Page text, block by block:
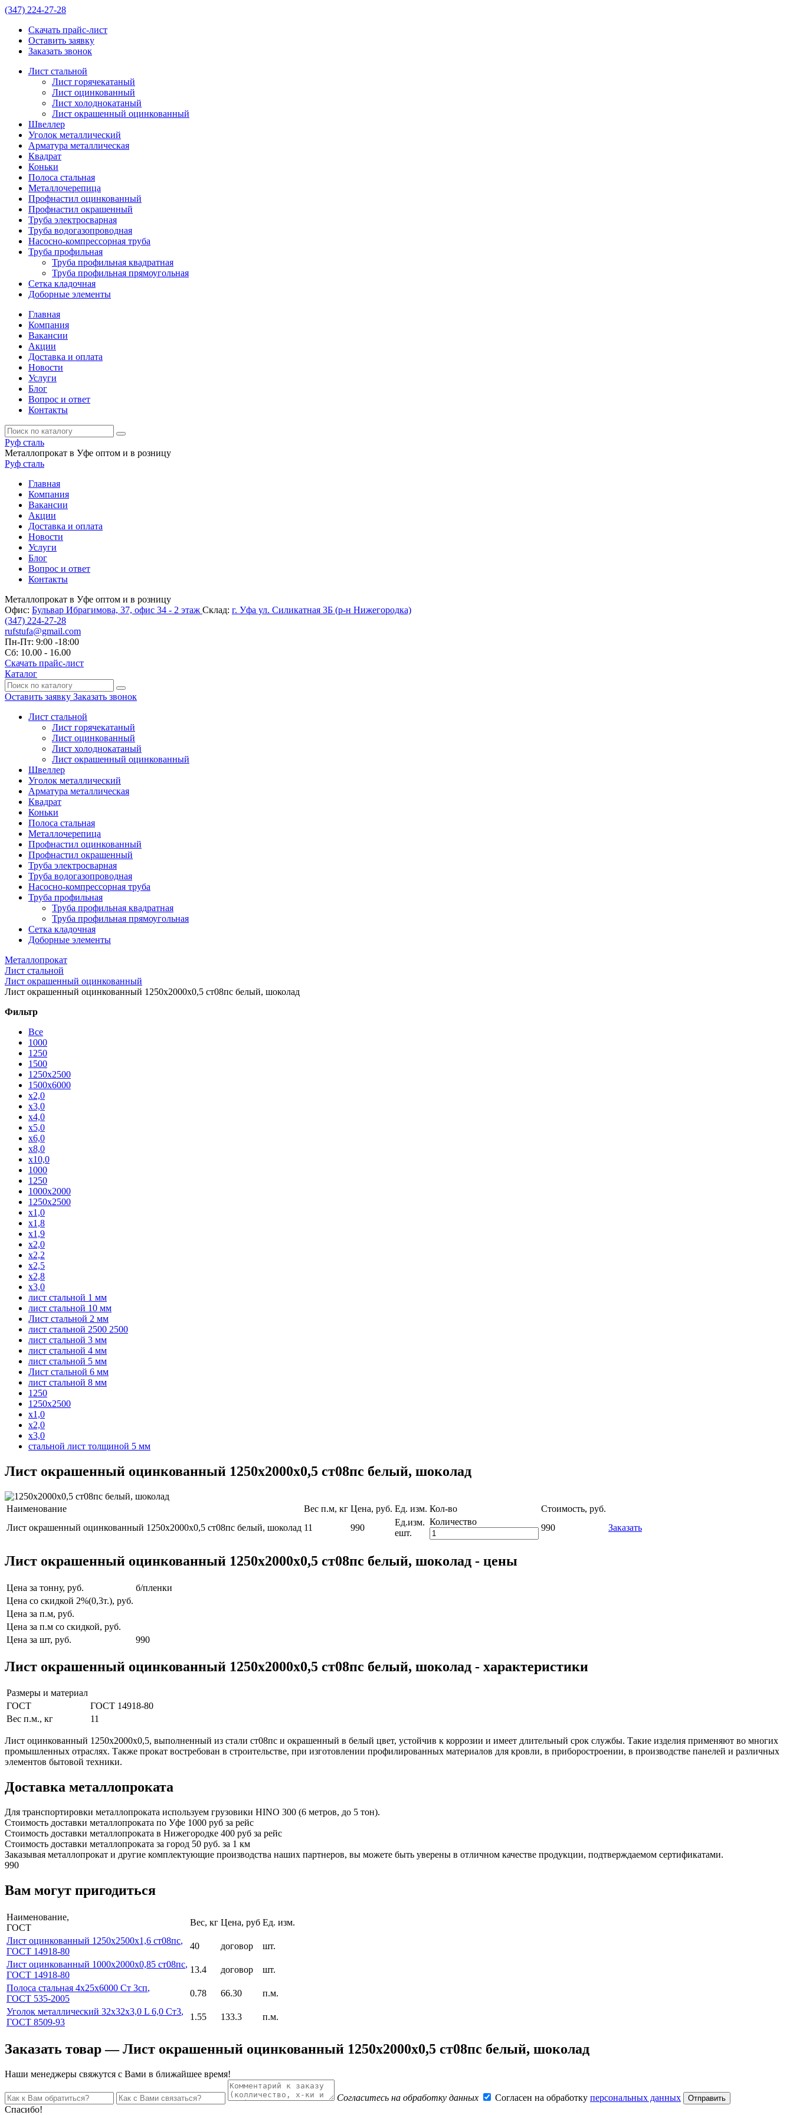
(347) 224-27-28
Скачать прайс-лист
Оставить заявку
Заказать звонок
Лист стальной
Лист горячекатаный
Лист оцинкованный
Лист холоднокатаный
Лист окрашенный оцинкованный
Швеллер
Уголок металлический
Арматура металлическая
Квадрат
Коньки
Полоса стальная
Металлочерепица
Профнастил оцинкованный
Профнастил окрашенный
Труба электросварная
Труба водогазопроводная
Насосно-компрессорная труба
Труба профильная
Труба профильная квадратная
Труба профильная прямоугольная
Сетка кладочная
Доборные элементы
Главная
Компания
Вакансии
Акции
Доставка и оплата
Новости
Услуги
Блог
Вопрос и ответ
Контакты
Руф сталь
Металлопрокат в Уфе оптом и в розницу
Руф сталь
Главная
Компания
Вакансии
Акции
Доставка и оплата
Новости
Услуги
Блог
Вопрос и ответ
Контакты
Металлопрокат в Уфе оптом и в розницу
Офис: Бульвар Ибрагимова, 37, офис 34 - 2 этаж Склад: г. Уфа ул. Силикатная 3Б (р-н Нижегородка)
(347) 224-27-28
rufstufa@gmail.com
Пн-Пт: 9:00 -18:00
Сб: 10.00 - 16.00
Скачать прайс-лист
Каталог
Оставить заявку Заказать звонок
Лист стальной
Лист горячекатаный
Лист оцинкованный
Лист холоднокатаный
Лист окрашенный оцинкованный
Швеллер
Уголок металлический
Арматура металлическая
Квадрат
Коньки
Полоса стальная
Металлочерепица
Профнастил оцинкованный
Профнастил окрашенный
Труба электросварная
Труба водогазопроводная
Насосно-компрессорная труба
Труба профильная
Труба профильная квадратная
Труба профильная прямоугольная
Сетка кладочная
Доборные элементы
Металлопрокат
Лист стальной
Лист окрашенный оцинкованный
Лист окрашенный оцинкованный 1250x2000x0,5 ст08пс белый, шоколад
Фильтр
Все
1000
1250
1500
1250x2500
1500x6000
x2,0
x3,0
x4,0
x5,0
x6,0
x8,0
x10,0
1000
1250
1000x2000
1250x2500
x1,0
x1,8
x1,9
x2,0
x2,2
x2,5
x2,8
x3,0
лист стальной 1 мм
лист стальной 10 мм
Лист стальной 2 мм
лист стальной 2500 2500
лист стальной 3 мм
лист стальной 4 мм
лист стальной 5 мм
Лист стальной 6 мм
лист стальной 8 мм
1250
1250x2500
x1,0
x2,0
x3,0
стальной лист толщиной 5 мм
Лист окрашенный оцинкованный 1250x2000x0,5 ст08пс белый, шоколад
Наименование Вес п.м, кг Цена, руб. Ед. изм. Кол-во
Стоимость, руб.
Лист окрашенный оцинкованный 1250x2000x0,5 ст08пс белый, шоколад 11 990
Ед.изм.
eшт.
Количество
990 Заказать
Лист окрашенный оцинкованный 1250x2000x0,5 ст08пс белый, шоколад - цены
Цена за тонну, руб.
б/пленки
Цена со скидкой 2%(0,3т.), руб.
Цена за п.м, руб.
Цена за п.м со скидкой, руб.
Цена за шт, руб.
990
Лист окрашенный оцинкованный 1250x2000x0,5 ст08пс белый, шоколад - характеристики
Размеры и материал
ГОСТ
ГОСТ 14918-80
Вес п.м., кг
11
Лист оцинкованный 1250x2000x0,5, выполненный из стали ст08пс и окрашенный в белый цвет, устойчив к коррозии и имеет длительный срок службы. Такие изделия применяют во многих
промышленных отраслях. Также прокат востребован в строительстве, при изготовлении профилированных материалов для кровли, в приборостроении, в производстве панелей и различных
элементов бытовой техники.
Доставка металлопроката
Для транспортировки металлопроката используем грузовики HINO 300 (6 метров, до 5 тон).
Стоимость доставки металлопроката по Уфе 1000 руб за рейс
Стоимость доставки металлопроката в Нижегородке 400 руб за рейс
Стоимость доставки металлопроката за город 50 руб. за 1 км
Заказывая металлопрокат и другие комплектующие производства наших партнеров, вы можете быть уверены в отличном качестве продукции, подтверждаемом сертификатами.
990
Вам могут пригодиться
Наименование,
ГОСТ
Вес, кг Цена, руб Ед. изм.
Лист оцинкованный 1250x2500x1,6 ст08пс,
ГОСТ 14918-80
40 договор
шт.
Лист оцинкованный 1000x2000x0,85 ст08пс,
ГОСТ 14918-80
13.4 договор
шт.
Полоса стальная 4х25х6000 Ст 3сп,
ГОСТ 535-2005
0.78 66.30
п.м.
Уголок металлический 32x32x3,0 L 6,0 Ст3,
ГОСТ 8509-93
1.55 133.3 п.м.
Заказать товар — Лист окрашенный оцинкованный 1250x2000x0,5 ст08пс белый, шоколад
Наши менеджеры свяжутся с Вами в ближайшее время!
Согласитесь на обработку данных Согласен на обработку персональных данных Отправить
Спасибо!